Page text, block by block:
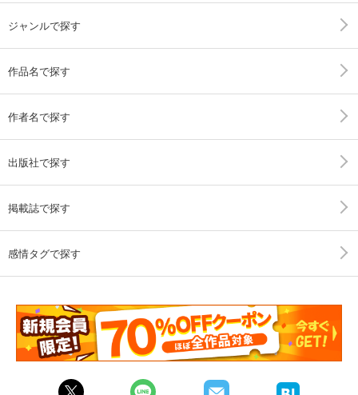
ジャンルで探す
作品名で探す
作者名で探す
出版社で探す
掲載誌で探す
感情タグで探す